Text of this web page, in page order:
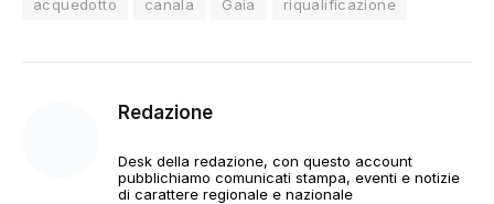
acquedotto canala Gaia riqualificazione
Redazione
Desk della redazione, con questo account
pubblichiamo comunicati stampa, eventi e notizie
di carattere regionale e nazionale